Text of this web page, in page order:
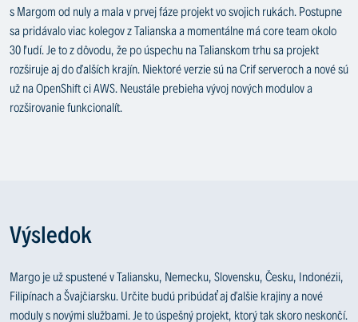
s Margom od nuly a mala v prvej fáze projekt vo svojich rukách. Postupne
sa pridávalo viac kolegov z Talianska a momentálne má core team okolo
30 ľudí. Je to z dôvodu, že po úspechu na Talianskom trhu sa projekt
rozširuje aj do ďalších krajín. Niektoré verzie sú na Crif serveroch a nové sú
už na OpenShift ci AWS. Neustále prebieha vývoj nových modulov a
rozširovanie funkcionalít.
Výsledok
Margo je už spustené v Taliansku, Nemecku, Slovensku, Česku, Indonézii,
Filipínach a Švajčiarsku. Určite budú pribúdať aj ďalšie krajiny a nové
moduly s novými službami. Je to úspešný projekt, ktorý tak skoro neskončí.